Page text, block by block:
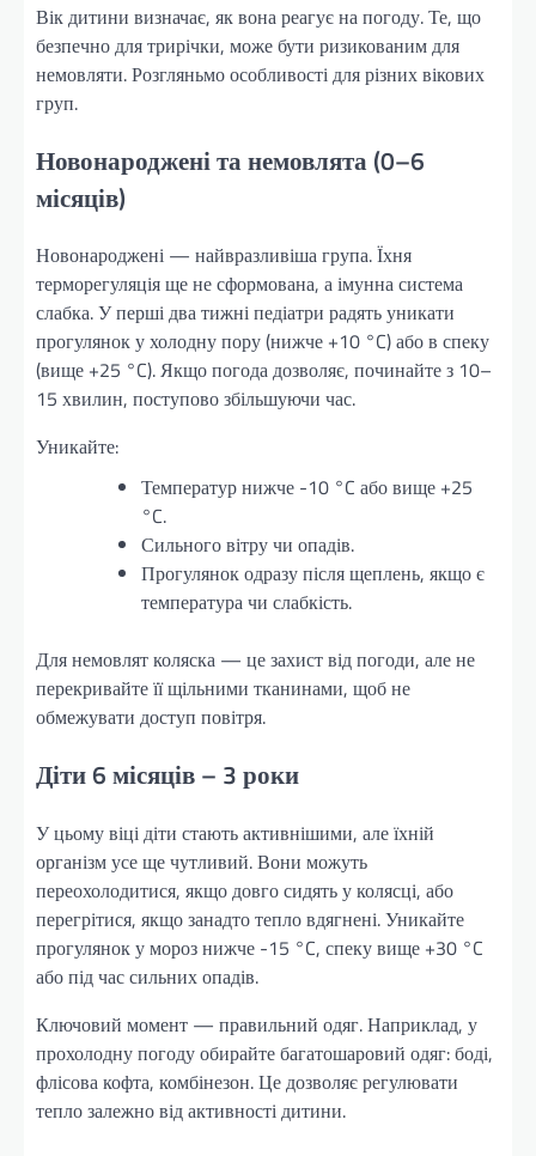
Вік дитини визначає, як вона реагує на погоду. Те, що
безпечно для трирічки, може бути ризикованим для
немовляти. Розгляньмо особливості для різних вікових
груп.
Новонароджені та немовлята (0–6
місяців)
Новонароджені — найвразливіша група. Їхня
терморегуляція ще не сформована, а імунна система
слабка. У перші два тижні педіатри радять уникати
прогулянок у холодну пору (нижче +10 °C) або в спеку
(вище +25 °C). Якщо погода дозволяє, починайте з 10–
15 хвилин, поступово збільшуючи час.
Уникайте:
Температур нижче -10 °C або вище +25
°C.
Сильного вітру чи опадів.
Прогулянок одразу після щеплень, якщо є
температура чи слабкість.
Для немовлят коляска — це захист від погоди, але не
перекривайте її щільними тканинами, щоб не
обмежувати доступ повітря.
Діти 6 місяців – 3 роки
У цьому віці діти стають активнішими, але їхній
організм усе ще чутливий. Вони можуть
переохолодитися, якщо довго сидять у колясці, або
перегрітися, якщо занадто тепло вдягнені. Уникайте
прогулянок у мороз нижче -15 °C, спеку вище +30 °C
або під час сильних опадів.
Ключовий момент — правильний одяг. Наприклад, у
прохолодну погоду обирайте багатошаровий одяг: боді,
флісова кофта, комбінезон. Це дозволяє регулювати
тепло залежно від активності дитини.